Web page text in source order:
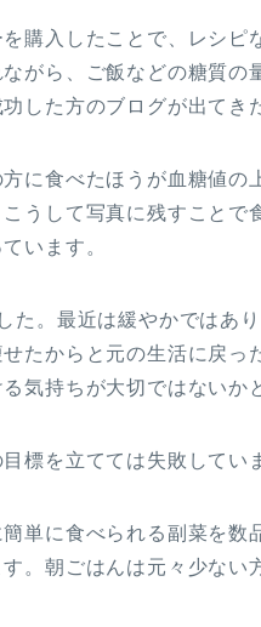
購入したことで、レシピ
ながら、ご飯などの糖質
した方のブログが出てき
に食べたほうが血糖値の
こうして写真に残すこと
います。
た。最近は緩やかではあ
たからと元の生活に戻っ
気持ちが大切ではないか
標を立てては失敗してい
単に食べられる副菜を数
。朝ごはんは元々少ない